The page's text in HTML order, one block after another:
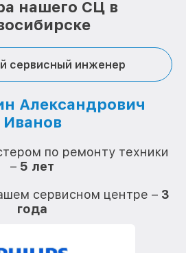
нашего СЦ в
сервисный инженер
Александрович
Иванов
по ремонту техники
– 5 лет
сервисном центре – 3
года